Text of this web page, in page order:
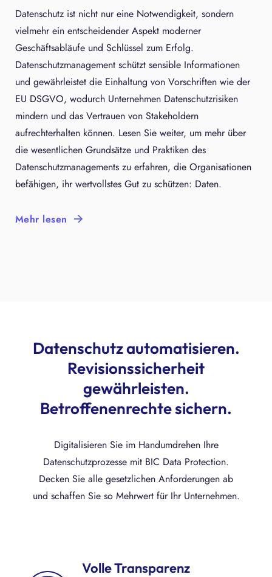
Datenschutz ist nicht nur eine Notwendigkeit, sondern
vielmehr ein entscheidender Aspekt moderner
Geschäftsabläufe und Schlüssel zum Erfolg.
Datenschutzmanagement schützt sensible Informationen
und gewährleistet die Einhaltung von Vorschriften wie der
EU DSGVO, wodurch Unternehmen Datenschutzrisiken
mindern und das Vertrauen von Stakeholdern
aufrechterhalten können. Lesen Sie weiter, um mehr über
die wesentlichen Grundsätze und Praktiken des
Datenschutzmanagements zu erfahren, die Organisationen
befähigen, ihr wertvollstes Gut zu schützen: Daten.
Mehr lesen
Datenschutz automatisieren.
Revisionssicherheit
gewährleisten.
Betroffenenrechte sichern.
Digitalisieren Sie im Handumdrehen Ihre
Datenschutzprozesse mit BIC Data Protection.
Decken Sie alle gesetzlichen Anforderungen ab
und schaffen Sie so Mehrwert für Ihr Unternehmen.
Volle Transparenz